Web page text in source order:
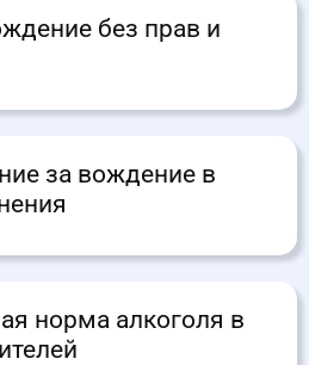
без прав и
за вождение в
норма алкоголя в